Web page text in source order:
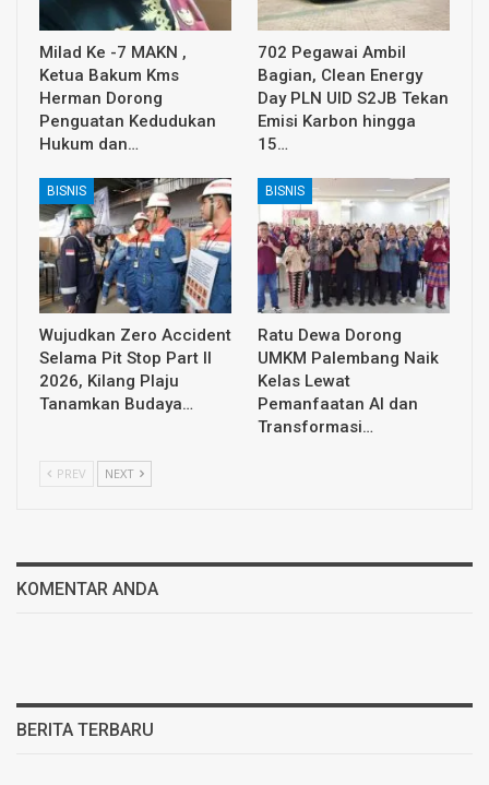
Milad Ke -7 MAKN ,
Ketua Bakum Kms
Herman Dorong
Penguatan Kedudukan
Hukum dan…
702 Pegawai Ambil
Bagian, Clean Energy
Day PLN UID S2JB Tekan
Emisi Karbon hingga
15…
BISNIS
Wujudkan Zero Accident
Selama Pit Stop Part II
2026, Kilang Plaju
Tanamkan Budaya…
BISNIS
Ratu Dewa Dorong
UMKM Palembang Naik
Kelas Lewat
Pemanfaatan AI dan
Transformasi…
PREV NEXT
KOMENTAR ANDA
BERITA TERBARU